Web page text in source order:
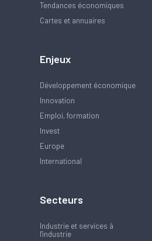
Tendances économiques
Cartes et annuaires
Enjeux
Développement économique
Innovation
Emploi, formation
Invest
Europe
International
Secteurs
Industrie et services à
l'industrie